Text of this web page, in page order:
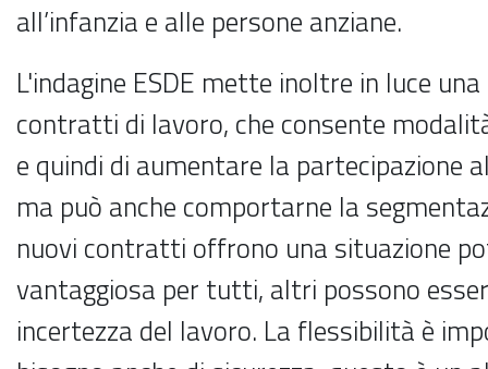
all’infanzia e alle persone anziane.
L'indagine ESDE mette inoltre in luce
contratti di lavoro, che consente
e quindi di aumentare la partecipazione
ma può anche comportarne la
nuovi contratti offrono una situazione
vantaggiosa per tutti, altri possono
incertezza del lavoro. La flessibilità è